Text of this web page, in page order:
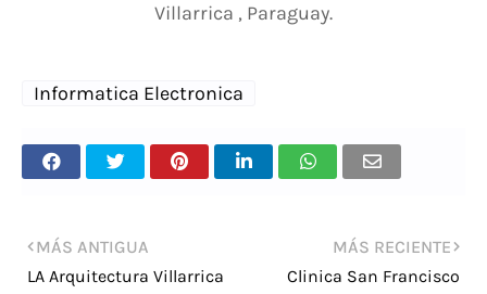
Villarrica , Paraguay.
Informatica Electronica
MÁS RECIENTE
Clinica San Francisco
MÁS ANTIGUA
LA Arquitectura Villarrica